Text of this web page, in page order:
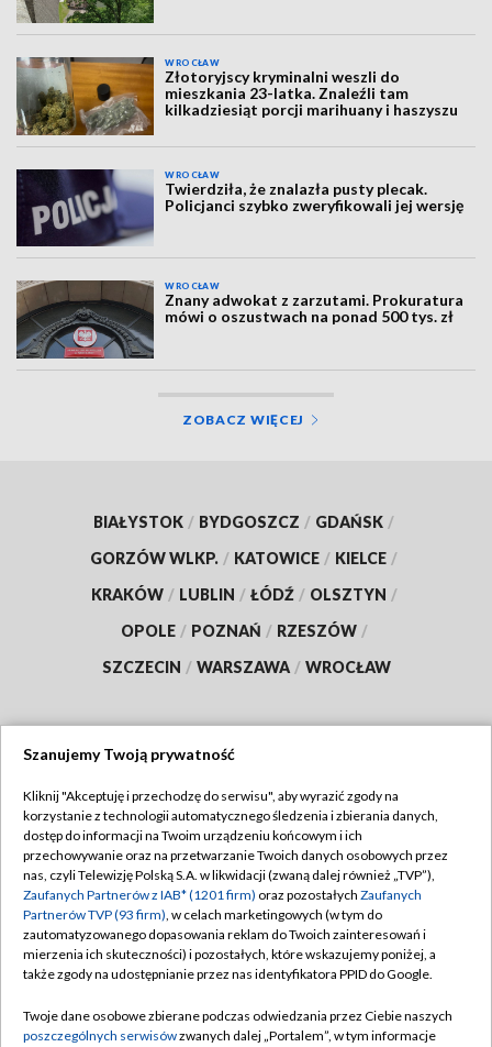
WROCŁAW
Złotoryjscy kryminalni weszli do
mieszkania 23-latka. Znaleźli tam
kilkadziesiąt porcji marihuany i haszyszu
WROCŁAW
Twierdziła, że znalazła pusty plecak.
Policjanci szybko zweryfikowali jej wersję
WROCŁAW
Znany adwokat z zarzutami. Prokuratura
mówi o oszustwach na ponad 500 tys. zł
ZOBACZ WIĘCEJ
BIAŁYSTOK / BYDGOSZCZ / GDAŃSK /
GORZÓW WLKP. / KATOWICE / KIELCE /
KRAKÓW / LUBLIN / ŁÓDŹ / OLSZTYN /
OPOLE / POZNAŃ / RZESZÓW /
SZCZECIN / WARSZAWA / WROCŁAW
TVP
Abonament TVP
Emisja w TVP
Centrum informacji TVP
Naziemna Telewizja Cyfrowa
Rada Programowa
Regulamin TVP
Polityka prywatności
Moje zgody
Pomoc
Kontakt
Szanujemy Twoją prywatność
Kliknij "Akceptuję i przechodzę do serwisu", aby wyrazić zgody na
korzystanie z technologii automatycznego śledzenia i zbierania danych,
dostęp do informacji na Twoim urządzeniu końcowym i ich
przechowywanie oraz na przetwarzanie Twoich danych osobowych przez
nas, czyli Telewizję Polską S.A. w likwidacji (zwaną dalej również „TVP”),
Zaufanych Partnerów z IAB* (1201 firm) oraz pozostałych Zaufanych
Partnerów TVP (93 firm), w celach marketingowych (w tym do
zautomatyzowanego dopasowania reklam do Twoich zainteresowań i
mierzenia ich skuteczności) i pozostałych, które wskazujemy poniżej, a
także zgody na udostępnianie przez nas identyfikatora PPID do Google.
Twoje dane osobowe zbierane podczas odwiedzania przez Ciebie naszych
poszczególnych serwisówzwanych dalej „Portalem”, w tym informacje